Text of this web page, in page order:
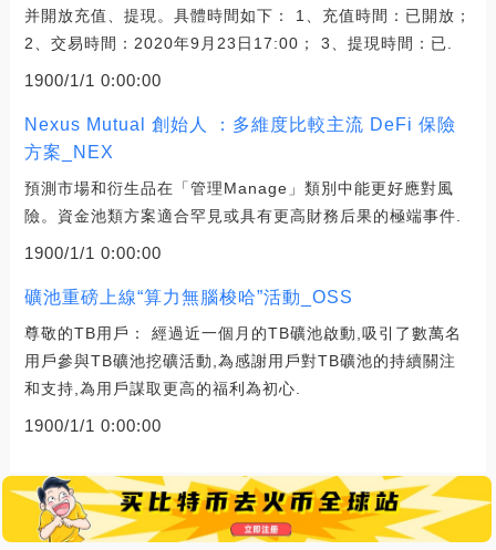
并開放充值、提現。具體時間如下： 1、充值時間：已開放；
2、交易時間：2020年9月23日17:00； 3、提現時間：已.
1900/1/1 0:00:00
Nexus Mutual 創始人 ：多維度比較主流 DeFi 保險
方案_NEX
預測市場和衍生品在「管理Manage」類別中能更好應對風
險。資金池類方案適合罕見或具有更高財務后果的極端事件.
1900/1/1 0:00:00
礦池重磅上線“算力無腦梭哈”活動_OSS
尊敬的TB用戶： 經過近一個月的TB礦池啟動,吸引了數萬名
用戶參與TB礦池挖礦活動,為感謝用戶對TB礦池的持續關注
和支持,為用戶謀取更高的福利為初心.
1900/1/1 0:00:00